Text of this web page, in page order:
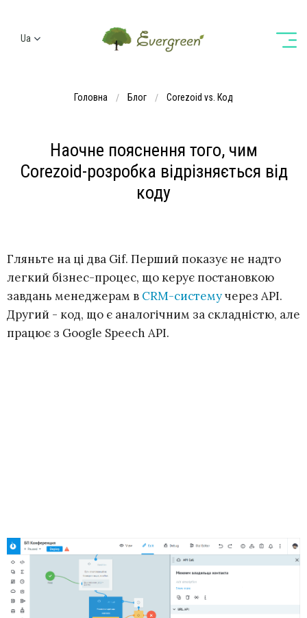
Ua
Головна Блог Corezoid vs. Код
Наочне пояснення того, чим
Corezoid-розробка відрізняється від
коду
Гляньте на ці два Gif. Перший показує не надто
легкий бізнес-процес, що керує постановкою
завдань менеджерам в CRM-системучерез API.
Другий - код, що є аналогічним за складністю, але
працює з Google Speech API.